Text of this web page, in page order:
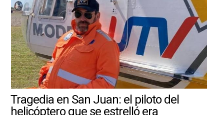
Tragedia en San Juan: el piloto del
helicóptero que se estrelló era